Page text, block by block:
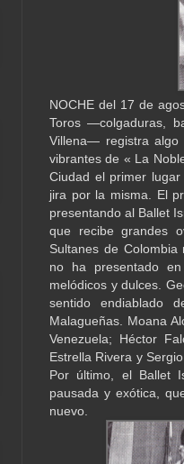
NOCHE del 17 de
Toros —colgaduras,
Villena— registra algo
vibrantes de « La
Ciudad el primer
jira por la misma. El
presentando al Ballet
que recibe grandes
Sultanes de
no ha presentado
melódicos y dulces.
sentido endiablado
Malagueñas. Moana
Venezuela; Héctor
Estrella Rivera y
Por último, el Ballet
pausada y exótica,
nuevo.